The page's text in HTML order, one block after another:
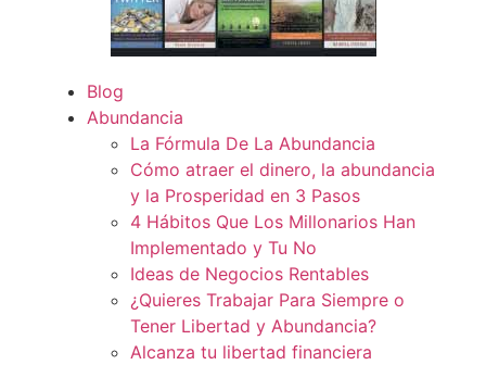
Blog
Abundancia
La Fórmula De La Abundancia
Cómo atraer el dinero, la abundancia
y la Prosperidad en 3 Pasos
4 Hábitos Que Los Millonarios Han
Implementado y Tu No
Ideas de Negocios Rentables
¿Quieres Trabajar Para Siempre o
Tener Libertad y Abundancia?
Alcanza tu libertad financiera